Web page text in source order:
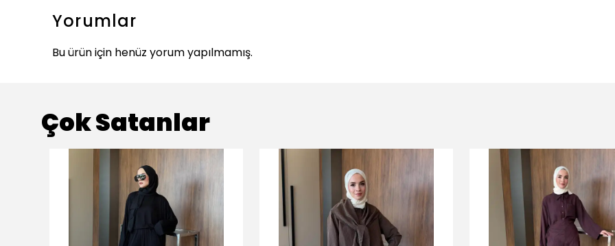
Yorumlar
Bu ürün için henüz yorum yapılmamış.
Çok Satanlar